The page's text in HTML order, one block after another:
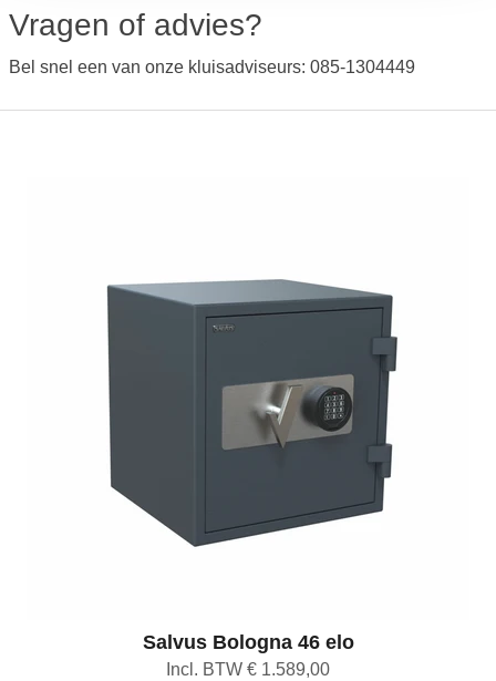
Vragen of advies?
Bel snel een van onze kluisadviseurs: 085-1304449
Salvus Bologna 46 elo
Incl. BTW € 1.589,00